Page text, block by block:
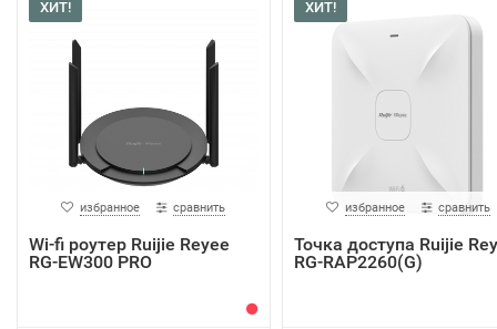
ХИТ!
избранное сравнить
Wi-fi роутер Ruijie Reyee
RG-EW300 PRO
ХИТ!
избранное сравнить
Точка доступа Ruijie
RG-RAP2260(G)